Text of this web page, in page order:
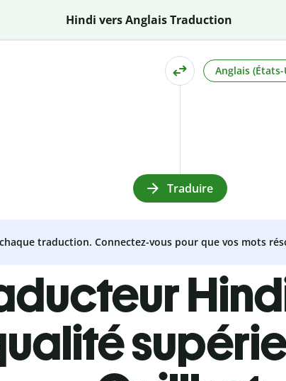
Hindi vers Anglais Traduction
Anglais
Traduire
traduction. Connectez-vous pour que vos mots